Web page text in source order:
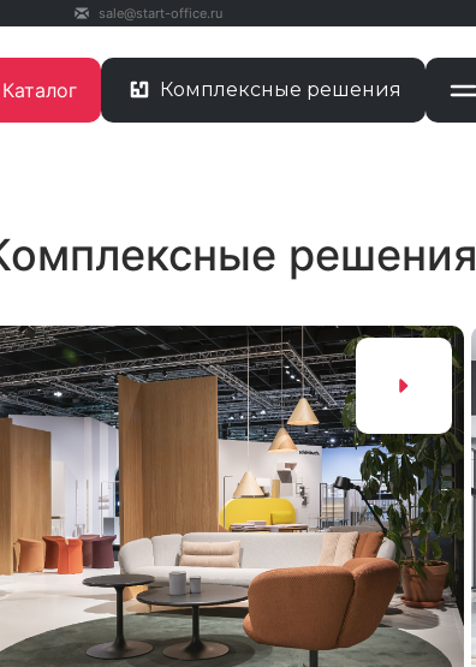
sale@start-office.ru
Каталог Комплексные решения
решения